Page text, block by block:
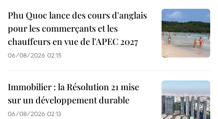
Phu Quoc lance des cours d'anglais
pour les commerçants et les
chauffeurs en vue de l'APEC 2027
06/08/2026 02:15
Immobilier : la Résolution 21 mise
sur un développement durable
06/08/2026 02:13